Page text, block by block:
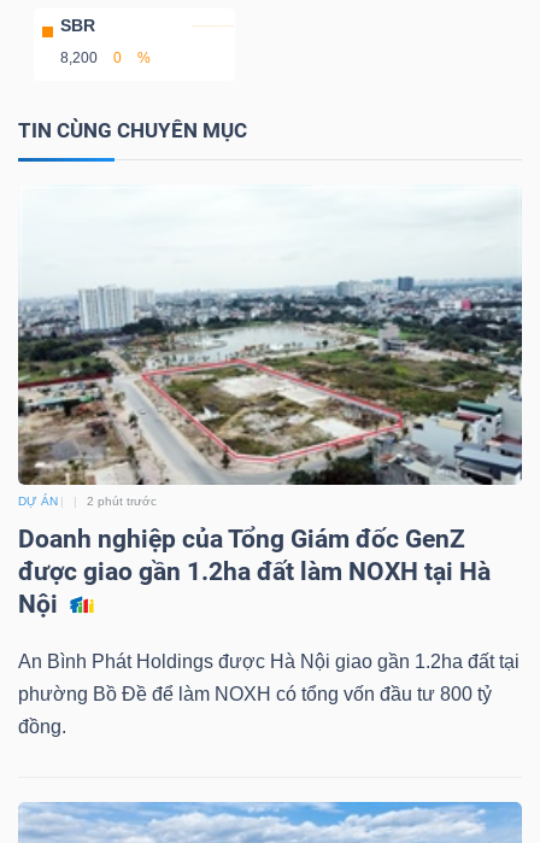
SBR
8,200 0 %
TIN CÙNG CHUYÊN MỤC
DỰ ÁN 2 phút trước
Doanh nghiệp của Tổng Giám đốc GenZ
được giao gần 1.2ha đất làm NOXH tại Hà
Nội
An Bình Phát Holdings được Hà Nội giao gần 1.2ha đất tại
phường Bồ Đề để làm NOXH có tổng vốn đầu tư 800 tỷ
đồng.
Thuật
ngữ
Dịch
Đào
tạo
Sách
tài
chính
Công
đầu
tư